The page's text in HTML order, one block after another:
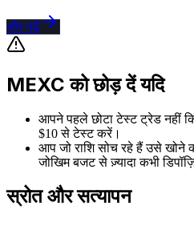
और पढ़ें
MEXC को छोड़ दें यदि
आपने पहले छोटा टेस्ट ट्रेड नहीं
$10 से टेस्ट करें।
आप जो राशि सोच रहे हैं उसे
जोखिम बजट से ज़्यादा कभी
स्रोत और सत्यापन